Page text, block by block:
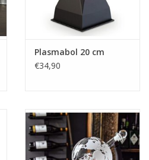
Plasmabol 20 cm
€34,90